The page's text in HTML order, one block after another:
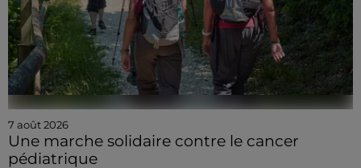
7 août 2026
Une marche solidaire contre le cancer
pédiatrique